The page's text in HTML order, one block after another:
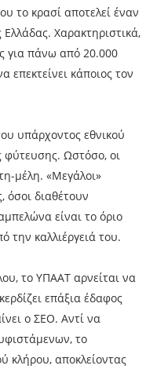
το κρασί αποτελεί έναν
Χαρακτηριστικά,
για πάνω από 20.000
επεκτείνει κάποιος τον
υπάρχοντος εθνικού
φύτευσης. Ωστόσο, οι
μέλη. «Μεγάλοι»
όσοι διαθέτουν
είναι το όριο
την καλλιέργειά του.
το ΥΠΑΑΤ αρνείται να
επάξια έδαφος
ο ΣΕΟ. Αντί να
το
κλήρου, αποκλείοντας